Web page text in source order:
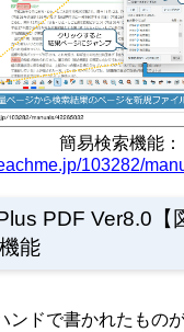
簡易検索機能：
103282/
PDF Ver8.0【
能
ンドで書かれたもの